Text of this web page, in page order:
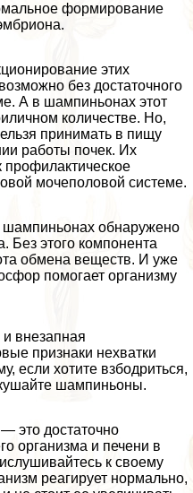
формирование
этих
без достаточного
А в шампиньонах этот
количестве. Но,
принимать в пищу
работы почек. Их
профилактическое
мочепoлoвoй системе.
обнаружено
Без этого компонента
обмена веществ. И уже
помогает организму
и внезапная
признаки нехватки
если хотите взбодриться,
шампиньоны.
это достаточно
организма и печени в
к своему
реагирует нормально,